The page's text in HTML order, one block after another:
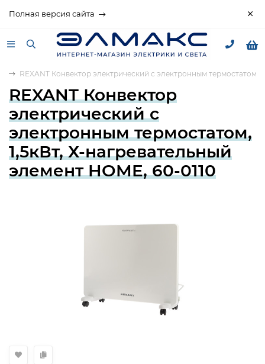
Полная версия сайта
REXANT Конвектор электрический с электронным термостатом,
REXANT Конвектор
электрический с
электронным термостатом,
1,5кВт, Х-нагревательный
элемент HOME, 60-0110